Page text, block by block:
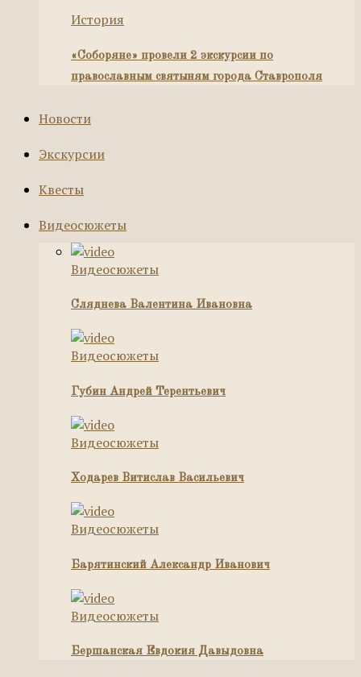
История
«Соборяне» провели 2 экскурсии по
православным святыням города Ставрополя
Новости
Экскурсии
Квесты
Видеосюжеты
Видеосюжеты
Сляднева Валентина Ивановна
Видеосюжеты
Губин Андрей Терентьевич
Видеосюжеты
Ходарев Витислав Васильевич
Видеосюжеты
Барятинский Александр Иванович
Видеосюжеты
Бершанская Евдокия Давыдовна